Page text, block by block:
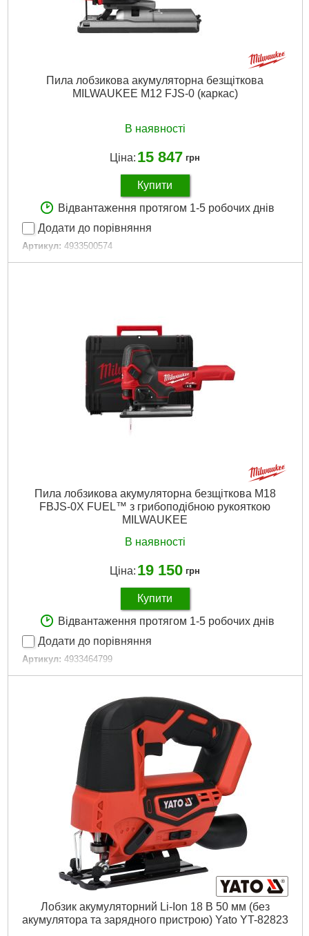
Мілвауке
Безщітковий
Джерело живлення: Акумулятор
Пила лобзикова акумуляторна безщіткова
MILWAUKEE M12 FJS-0 (каркас)
В наявності
Ціна: 15 847 грн
Купити
Відвантаження протягом 1-5 робочих днів
Додати до порівняння
Артикул: 4933500574
Код товару: 30.93.26
Тип акумулятора:
Безщітковий
Гарантія, місяць.: 36
Джерело живлення: Акумулятор
Докладніше...
Пила лобзикова акумуляторна безщіткова M18
FBJS-0X FUEL™ з грибоподібною рукояткою
MILWAUKEE
В наявності
Ціна: 19 150 грн
Купити
Відвантаження протягом 1-5 робочих днів
Додати до порівняння
Артикул: 4933464799
Код товару: 27.07.49
Кількість ходів за хвилину: 800-3500
Швидкість без навантаження об/хв.: 800-3500
2,5 (M18 B5)
M18 FUEL
Зарядний пристрій, хв:
59
Місткість акумулятора, Ач:
Напруга акумулятора,:
18
Платформа:
M18
Місткість акумулятора, Аг:
5,0
Тип акумулятора:
Безщітковий
Гарантія, місяць.: 36
Рівень шуму, дБ: 99,65
Джерело живлення: Акумулятор
Докладніше...
Лобзик акумуляторний Li-Ion 18 В 50 мм (без
акумулятора та зарядного пристрою) Yato YT-82823